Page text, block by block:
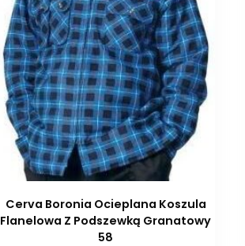
Cerva Boronia Ocieplana Koszula
Flanelowa Z Podszewką Granatowy
58